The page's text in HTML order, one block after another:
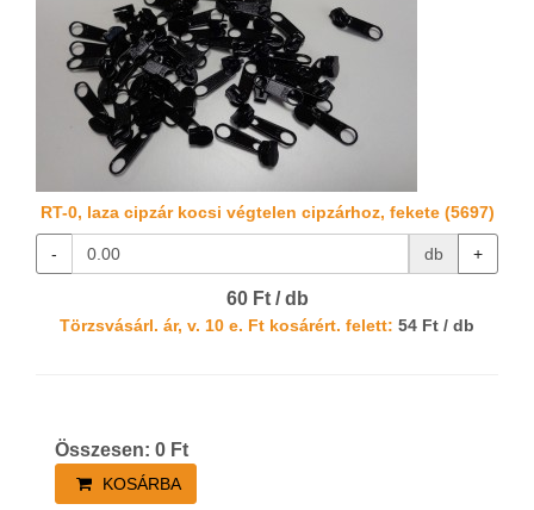
RT-0, laza cipzár kocsi végtelen cipzárhoz, fekete (5697)
- db +
60 Ft / db
Törzsvásárl. ár, v. 10 e. Ft kosárért. felett: 54 Ft / db
Összesen: 0 Ft
KOSÁRBA